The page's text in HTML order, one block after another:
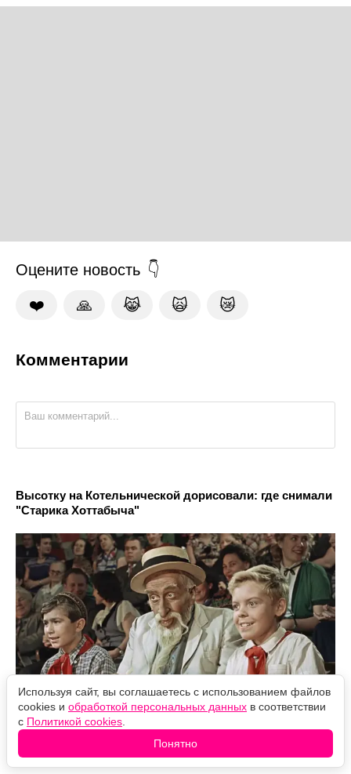
Оцените новость
❤️ 🙏 😹 🙀 😿
Комментарии
Высотку на Котельнической дорисовали: где снимали
"Старика Хоттабыча"
В каком городе снимали "Решалу" (почти всё в
сериале – настоящее)
Используя сайт, вы соглашаетесь с использованием файлов
cookies и обработкой персональных данных в соответствии
с Политикой cookies
Понятно